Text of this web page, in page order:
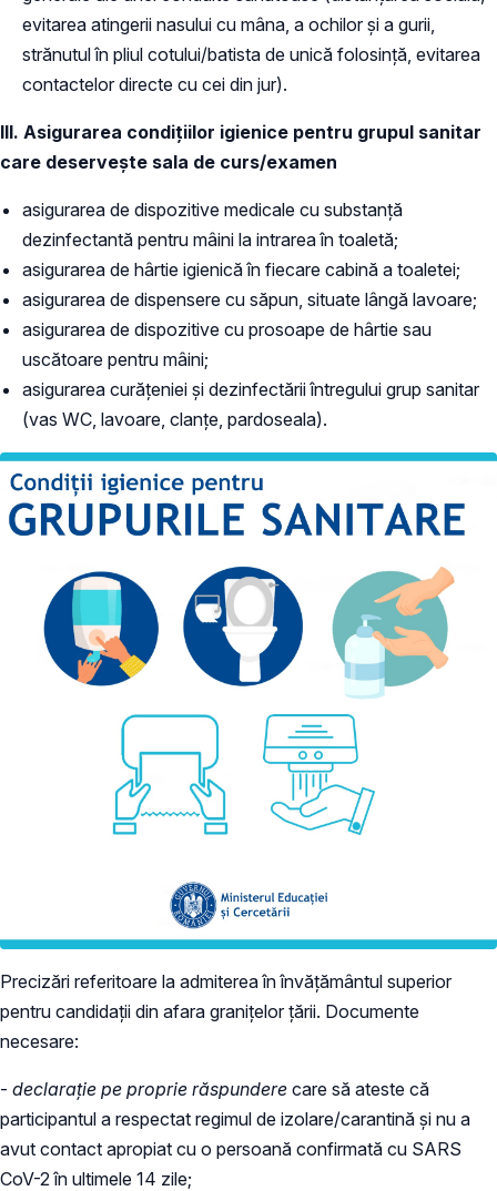
evitarea atingerii nasului cu mâna, a ochilor și a gurii,
strănutul în pliul cotului/batista de unică folosință, evitarea
contactelor directe cu cei din jur).
III. Asigurarea condițiilor igienice pentru grupul sanitar
care deservește sala de curs/examen
asigurarea de dispozitive medicale cu substanță
dezinfectantă pentru mâini la intrarea în toaletă;
asigurarea de hârtie igienică în fiecare cabină a toaletei;
asigurarea de dispensere cu săpun, situate lângă lavoare;
asigurarea de dispozitive cu prosoape de hârtie sau
uscătoare pentru mâini;
asigurarea curățeniei și dezinfectării întregului grup sanitar
(vas WC, lavoare, clanțe, pardoseala).
Precizări referitoare la admiterea în învățământul superior
pentru candidații din afara granițelor țării. Documente
necesare:
- declarație pe proprie răspundere care să ateste că
participantul a respectat regimul de izolare/carantină și nu a
avut contact apropiat cu o persoană confirmată cu SARS
CoV-2 în ultimele 14 zile;